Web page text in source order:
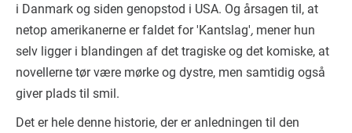
i Danmark og siden genopstod i USA. Og årsagen til, at
netop amerikanerne er faldet for 'Kantslag', mener hun
selv ligger i blandingen af det tragiske og det komiske, at
novellerne tør være mørke og dystre, men samtidig også
giver plads til smil.
Det er hele denne historie, der er anledningen til den